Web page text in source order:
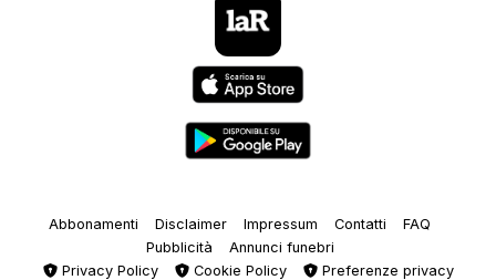
Abbonamenti Disclaimer Impressum Contatti
FAQ
Pubblicità
Annunci funebri
Privacy Policy
Cookie Policy Preferenze privacy